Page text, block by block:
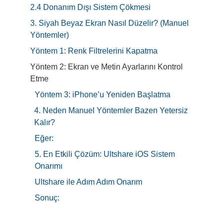
2.4 Donanım Dışı Sistem Çökmesi
3. Siyah Beyaz Ekran Nasıl Düzelir? (Manuel
Yöntemler)
Yöntem 1: Renk Filtrelerini Kapatma
Yöntem 2: Ekran ve Metin Ayarlarını Kontrol
Etme
Yöntem 3: iPhone’u Yeniden Başlatma
4. Neden Manuel Yöntemler Bazen Yetersiz
Kalır?
Eğer:
5. En Etkili Çözüm: Ultshare iOS Sistem
Onarımı
Ultshare ile Adım Adım Onarım
Sonuç: